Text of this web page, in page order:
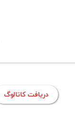
دریافت کاتالوگ